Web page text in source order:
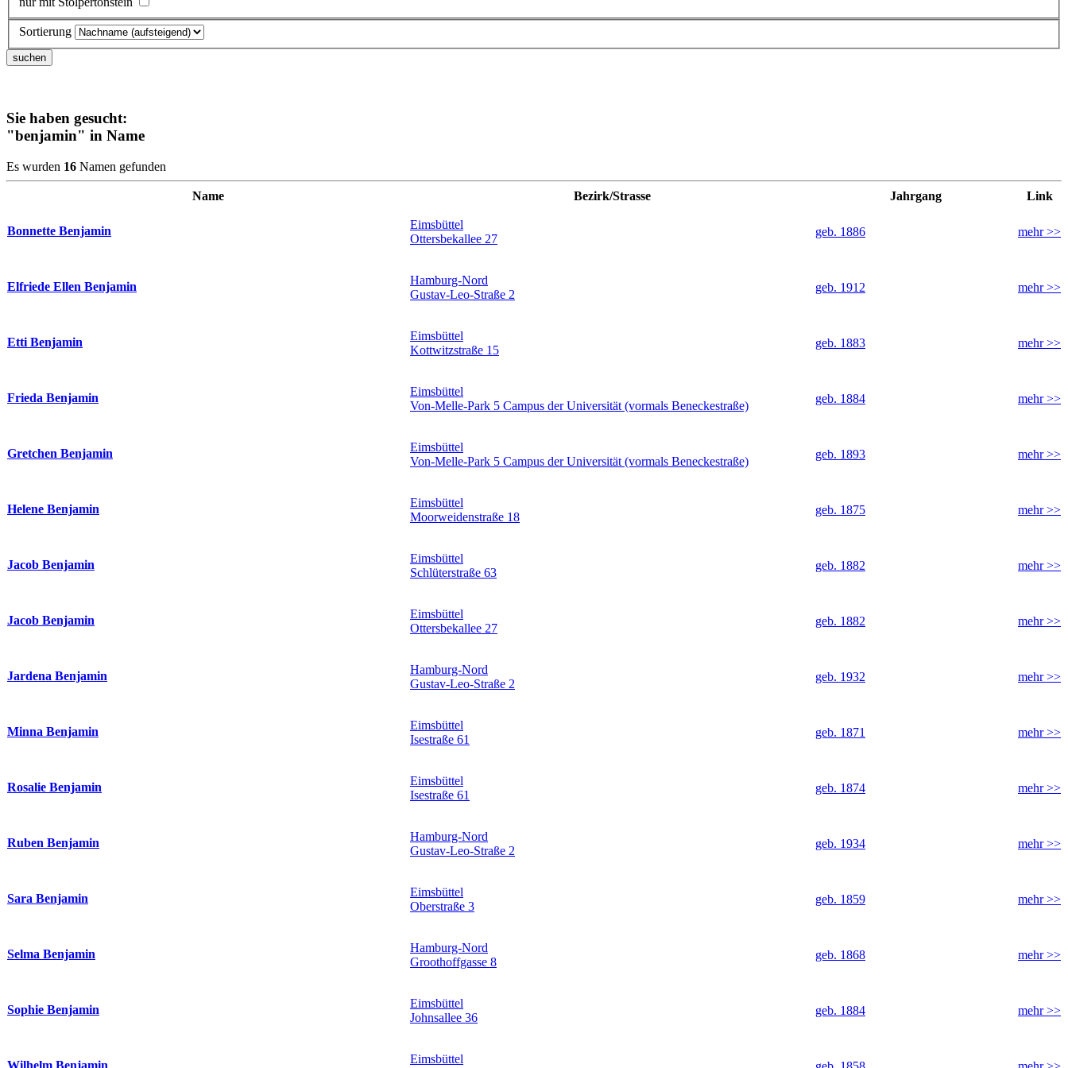
Sortierung
Sie haben gesucht:
"benjamin" in Name
Es wurden 16 Namen gefunden
Name Bezirk/Strasse Jahrgang Link
Bonnette Benjamin
Eimsbüttel
Ottersbekallee 27
geb. 1886 mehr >>
Elfriede Ellen Benjamin
Hamburg-Nord
Gustav-Leo-Straße 2
geb. 1912 mehr >>
Etti Benjamin
Eimsbüttel
Kottwitzstraße 15
geb. 1883 mehr >>
Frieda Benjamin
Eimsbüttel
Von-Melle-Park 5 Campus der Universität (vormals Beneckestraße)
geb. 1884 mehr >>
Gretchen Benjamin
Eimsbüttel
Von-Melle-Park 5 Campus der Universität (vormals Beneckestraße)
geb. 1893 mehr >>
Helene Benjamin
Eimsbüttel
Moorweidenstraße 18
geb. 1875 mehr >>
Jacob Benjamin
Eimsbüttel
Schlüterstraße 63
geb. 1882 mehr >>
Jacob Benjamin
Eimsbüttel
Ottersbekallee 27
geb. 1882 mehr >>
Jardena Benjamin
Hamburg-Nord
Gustav-Leo-Straße 2
geb. 1932 mehr >>
Minna Benjamin
Eimsbüttel
Isestraße 61
geb. 1871 mehr >>
Rosalie Benjamin
Eimsbüttel
Isestraße 61
geb. 1874 mehr >>
Ruben Benjamin
Hamburg-Nord
Gustav-Leo-Straße 2
geb. 1934 mehr >>
Sara Benjamin
Eimsbüttel
Oberstraße 3
geb. 1859 mehr >>
Selma Benjamin
Hamburg-Nord
Groothoffgasse 8
geb. 1868 mehr >>
Sophie Benjamin
Eimsbüttel
Johnsallee 36
geb. 1884 mehr >>
Wilhelm Benjamin
Eimsbüttel